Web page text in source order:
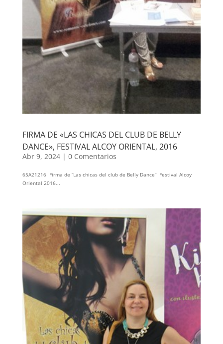
FIRMA DE «LAS CHICAS DEL CLUB DE BELLY
DANCE», FESTIVAL ALCOY ORIENTAL, 2016
Abr 9, 2024| 0 Comentarios
65A21216 Firma de “Las chicas del club de Belly Dance” Festival Alcoy
Oriental 2016...